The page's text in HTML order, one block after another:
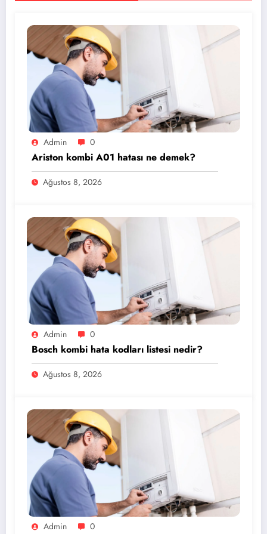
Admin 0
Ariston kombi A01 hatası ne demek?
Ağustos 8, 2026
Admin 0
Bosch kombi hata kodları listesi nedir?
Ağustos 8, 2026
Admin 0